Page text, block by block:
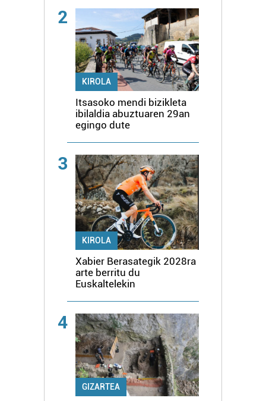
2
KIROLA
Itsasoko mendi bizikleta
ibilaldia abuztuaren 29an
egingo dute
3
KIROLA
Xabier Berasategik 2028ra
arte berritu du
Euskaltelekin
4
GIZARTEA